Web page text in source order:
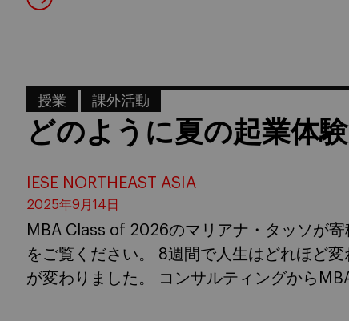
授業 課外活動
どのように夏の起業体
IESE NORTHEAST ASIA
2025年9月14日
MBA Class of 2026のマリアナ・タッソが
をご覧ください。 8週間で人生はどれほど
が変わりました。 コンサルティングから